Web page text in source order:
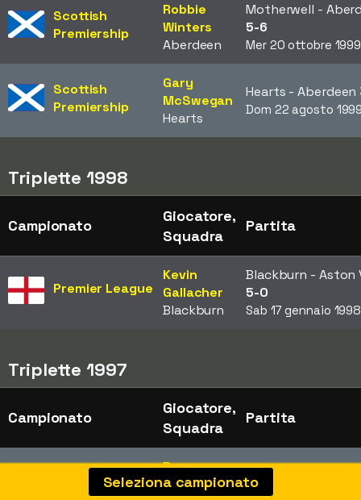
Scottish
Premiership
Robbie
Winters
Aberdeen
Motherwell -
5-6
Mer 20 ottobre 1999
Scottish
Premiership
Gary
McSwegan
Hearts
Hearts - Aberdeen
Dom 22 agosto
Triplette 1998
Campionato
Giocatore,
Squadra
Partita
Premier League
Kevin
Gallacher
Blackburn
Blackburn - Aston
5-0
Sab 17 gennaio 1998
Triplette 1997
Campionato
Giocatore,
Squadra
Partita
Premier League
Duncan
Ferguson
Everton - Bolton
Dom 28 dicembre
Seleziona campionato